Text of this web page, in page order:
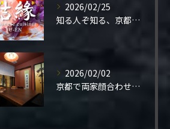
2026/02/25
知る人ぞ知る、京都の隠れ家。
2026/02/02
京都で両家顔合わせをご検討の方へ。